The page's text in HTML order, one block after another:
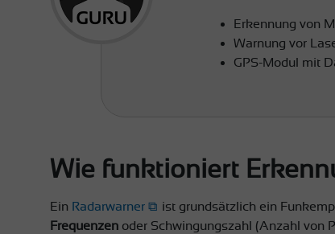
Erkennung von
Warnung vor
GPS-Modul mit
Wie funktioniert
Ein Radarwarner ist grundsätzlich ein
Frequenzen oder Schwingungszahl (Anzahl von